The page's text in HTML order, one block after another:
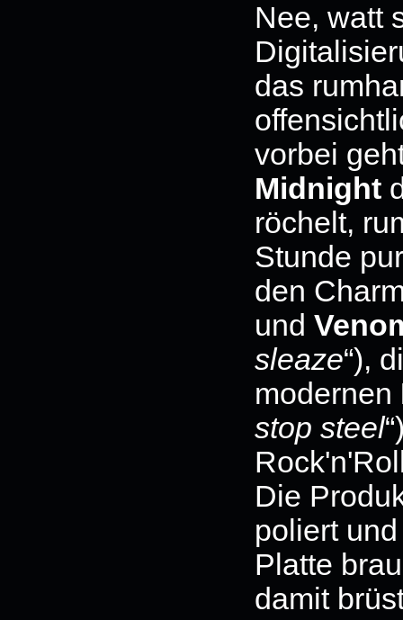
Nee, watt
das
vorbei
Midnight
röchelt,
Stunde
den
und
sleaze“),
modernen
stop steel
Die
poliert
Platte
damit